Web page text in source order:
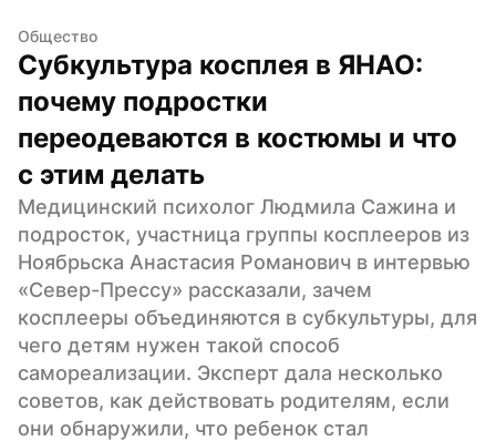
Общество
Субкультура косплея в ЯНАО:
почему подростки
переодеваются в костюмы и что
с этим делать
Медицинский психолог Людмила Сажина и
подросток, участница группы косплееров из
Ноябрьска Анастасия Романович в интервью
«Север-Прессу» рассказали, зачем
косплееры объединяются в субкультуры, для
чего детям нужен такой способ
самореализации. Эксперт дала несколько
советов, как действовать родителям, если
они обнаружили, что ребенок стал